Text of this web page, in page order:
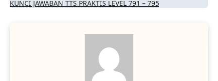
KUNCI JAWABAN TTS PRAKTIS LEVEL 791 – 795